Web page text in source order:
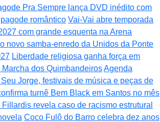
Pra Sempre lança DVD inédito com
romântico Vai-Vai abre temporada
com grande esquenta na Arena
novo samba-enredo da Unidos da Ponte
Liberdade religiosa ganha força em
Marcha dos QuimbandeirosAgenda
Jorge, festivais de música e peças de
turnê Bem Black em Santos no mês
Fillardis revela caso de racismo estrutural
Coco Fulô do Barro celebra dez anos